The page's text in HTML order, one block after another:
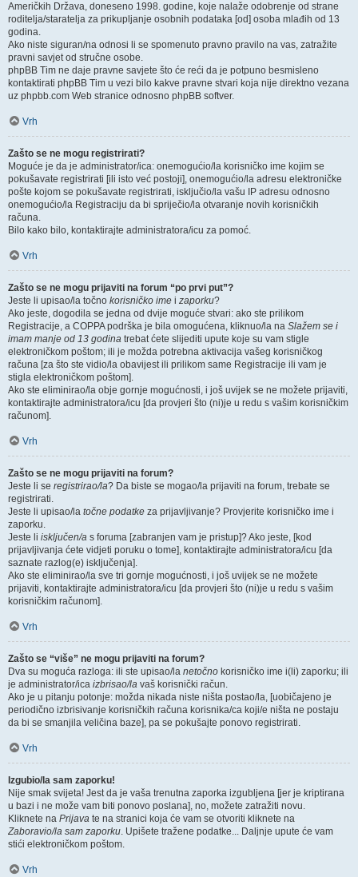
Američkih Država, doneseno 1998. godine, koje nalaže odobrenje od strane
roditelja/staratelja za prikupljanje osobnih podataka [od] osoba mlađih od 13
godina.
Ako niste siguran/na odnosi li se spomenuto pravno pravilo na vas, zatražite
pravni savjet od stručne osobe.
phpBB Tim ne daje pravne savjete što će reći da je potpuno besmisleno
kontaktirati phpBB Tim u vezi bilo kakve pravne stvari koja nije direktno vezana
uz phpbb.com Web stranice odnosno phpBB softver.
Vrh
Zašto se ne mogu registrirati?
Moguće je da je administrator/ica: onemogućio/la korisničko ime kojim se
pokušavate registrirati [ili isto već postoji], onemogućio/la adresu elektroničke
pošte kojom se pokušavate registrirati, isključio/la vašu IP adresu odnosno
onemogućio/la Registraciju da bi spriječio/la otvaranje novih korisničkih
računa.
Bilo kako bilo, kontaktirajte administratora/icu za pomoć.
Vrh
Zašto se ne mogu prijaviti na forum “po prvi put”?
Jeste li upisao/la točno korisničko ime i zaporku?
Ako jeste, dogodila se jedna od dvije moguće stvari: ako ste prilikom
Registracije, a COPPA podrška je bila omogućena, kliknuo/la na Slažem se i
imam manje od 13 godina trebat ćete slijediti upute koje su vam stigle
elektroničkom poštom; ili je možda potrebna aktivacija vašeg korisničkog
računa [za što ste vidio/la obavijest ili prilikom same Registracije ili vam je
stigla elektroničkom poštom].
Ako ste eliminirao/la obje gornje mogućnosti, i još uvijek se ne možete prijaviti,
kontaktirajte administratora/icu [da provjeri što (ni)je u redu s vašim korisničkim
računom].
Vrh
Zašto se ne mogu prijaviti na forum?
Jeste li se registrirao/la? Da biste se mogao/la prijaviti na forum, trebate se
registrirati.
Jeste li upisao/la točne podatke za prijavljivanje? Provjerite korisničko ime i
zaporku.
Jeste li isključen/a s foruma [zabranjen vam je pristup]? Ako jeste, [kod
prijavljivanja ćete vidjeti poruku o tome], kontaktirajte administratora/icu [da
saznate razlog(e) isključenja].
Ako ste eliminirao/la sve tri gornje mogućnosti, i još uvijek se ne možete
prijaviti, kontaktirajte administratora/icu [da provjeri što (ni)je u redu s vašim
korisničkim računom].
Vrh
Zašto se “više” ne mogu prijaviti na forum?
Dva su moguća razloga: ili ste upisao/la netočno korisničko ime i(li) zaporku; ili
je administrator/ica izbrisao/la vaš korisnički račun.
Ako je u pitanju potonje: možda nikada niste ništa postao/la, [uobičajeno je
periodično izbrisivanje korisničkih računa korisnika/ca koji/e ništa ne postaju
da bi se smanjila veličina baze], pa se pokušajte ponovo registrirati.
Vrh
Izgubio/la sam zaporku!
Nije smak svijeta! Jest da je vaša trenutna zaporka izgubljena [jer je kriptirana
u bazi i ne može vam biti ponovo poslana], no, možete zatražiti novu.
Kliknete na Prijava te na stranici koja će vam se otvoriti kliknete na
Zaboravio/la sam zaporku. Upišete tražene podatke... Daljnje upute će vam
stići elektroničkom poštom.
Vrh